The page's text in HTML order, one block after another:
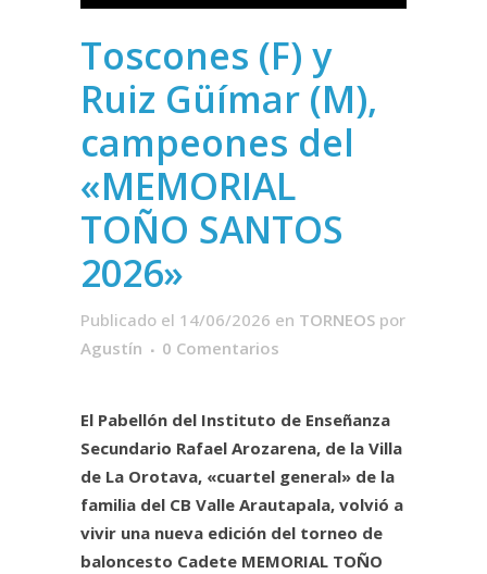
Toscones (F) y
Ruiz Güímar (M),
campeones del
«MEMORIAL
TOÑO SANTOS
2026»
Publicado el 14/06/2026 en TORNEOS por
Agustín
0 Comentarios
El Pabellón del Instituto de Enseñanza
Secundario Rafael Arozarena, de la Villa
de La Orotava, «cuartel general» de la
familia del CB Valle Arautapala, volvió a
vivir una nueva edición del torneo de
baloncesto Cadete MEMORIAL TOÑO